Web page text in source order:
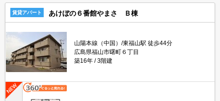
賃貸アパート あけぼの６番館やまさ Ｂ棟
山陽本線（中国）/東福山駅 徒歩44分
広島県福山市曙町６丁目
築16年
3階建